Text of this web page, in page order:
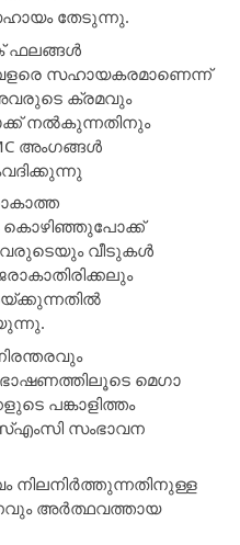
തേടുന്നു.
ഫലങ്ങൾ
വളരെ സഹായകരമാണെന്ന്
അവരുടെ ക്രമവും
നൽകുന്നതിനും
അംഗങ്ങൾ
കൊഴിഞ്ഞുപോക്ക്
വീടുകൾ
മെഗാ
പങ്കാളിത്തം
സംഭാവന
അർത്ഥവത്തായ